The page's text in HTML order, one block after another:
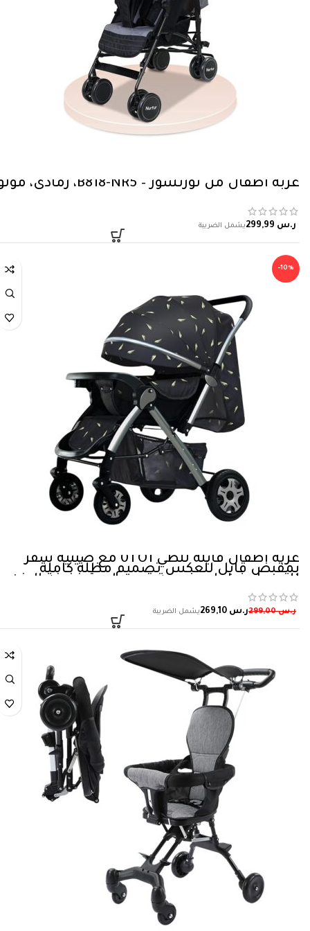
عربة اطفال من نورتشور – B818-NR5، رمادي، مولود
ر.س
-10%
عربة اطفال قابلة للطي 0TO1 مع صينية سفر
بمقبض قابل للعكس تصميم مظلة كاملة
للتعديل فرامل مزدوجة قدم واحدة خفيفة الوزن
للاطفال حديثي الولادة، أسود
ر.س299,00 ر.س